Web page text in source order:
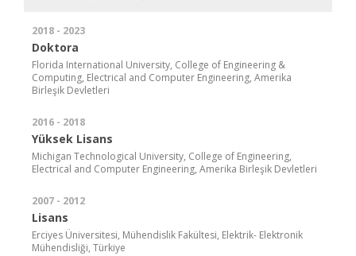
2018 - 2023
Doktora
Florida International University, College of Engineering &
Computing, Electrical and Computer Engineering, Amerika
Birleşik Devletleri
2016 - 2018
Yüksek Lisans
Michigan Technological University, College of Engineering,
Electrical and Computer Engineering, Amerika Birleşik Devletleri
2007 - 2012
Lisans
Erciyes Üniversitesi, Mühendislik Fakültesi, Elektrik- Elektronik
Mühendisliği, Türkiye